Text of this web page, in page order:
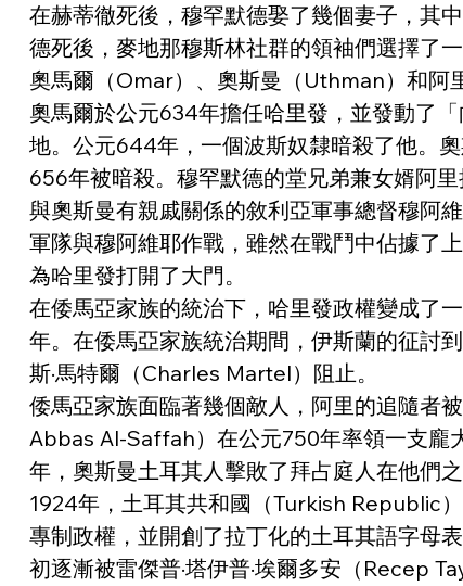
在赫蒂徹死後，穆罕默德娶了幾個妻子，其
德死後，麥地那穆斯林社群的領袖們選擇了
奧馬爾（Omar）、奧斯曼（Uthman）和阿
奧馬爾於公元634年擔任哈里發，並發動了
地。公元644年，一個波斯奴隸暗殺了他。
656年被暗殺。穆罕默德的堂兄弟兼女婿阿里
與奧斯曼有親戚關係的敘利亞軍事總督穆阿
軍隊與穆阿維耶作戰，雖然在戰鬥中佔據了
為哈里發打開了大門。
在倭馬亞家族的統治下，哈里發政權變成了
年。在倭馬亞家族統治期間，伊斯蘭的征討
斯·馬特爾（Charles Martel）阻止。
倭馬亞家族面臨著幾個敵人，阿里的追隨者
Abbas Al-Saffah）在公元750年率領一支龐
年，奧斯曼土耳其人擊敗了拜占庭人在他們
1924年，土耳其共和國（Turkish Republic
專制政權，並開創了拉丁化的土耳其語字母
初逐漸被雷傑普·塔伊普·埃爾多安（Recep